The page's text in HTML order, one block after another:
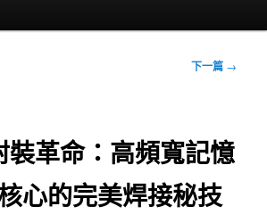
下一篇 →
裝革命：高頻寬記憶
心的完美焊接秘技